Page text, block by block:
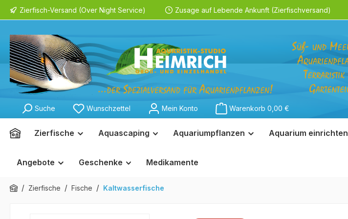
Zur Hauptnavigation springen
Zierfisch-Versand (Over Night Service) Zusage auf Lebende Ankunft (Zierfischversand)
Suche Wunschzettel Mein Konto Warenkorb 0,00 €
Zierfische Aquascaping Aquariumpflanzen Aquarium einrichten
Angebote Geschenke Medikamente
/ Zierfische / Fische / Kaltwasserfische